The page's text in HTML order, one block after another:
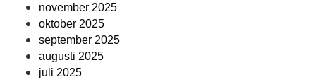
november 2025
oktober 2025
september 2025
augusti 2025
juli 2025